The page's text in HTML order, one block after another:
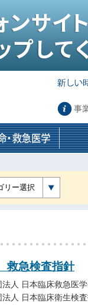
事
リー選択
急検査指針
法人 日本臨床救急医
法人 日本臨床衛生検